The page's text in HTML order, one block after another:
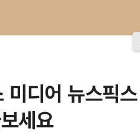
디어 뉴스픽스
세요